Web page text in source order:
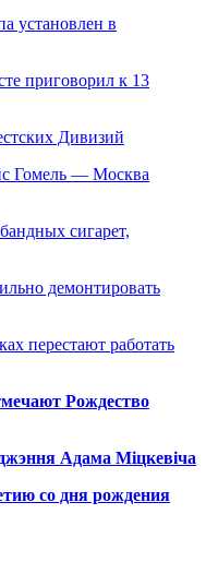
установлен в
приговорил к 13
Дивизий
Гомель — Москва
сигарет,
демонтировать
перестают работать
Рождество
Адама Міцкевіча
со дня рождения